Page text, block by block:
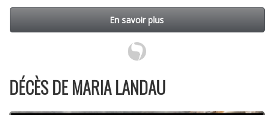
En savoir plus
DÉCÈS DE MARIA LANDAU